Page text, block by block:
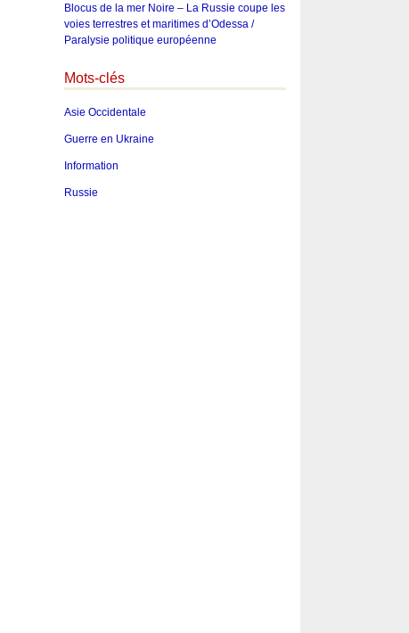
Blocus de la mer Noire – La Russie coupe les
voies terrestres et maritimes d’Odessa /
Paralysie politique européenne
Mots-clés
Asie Occidentale
Guerre en Ukraine
Information
Russie